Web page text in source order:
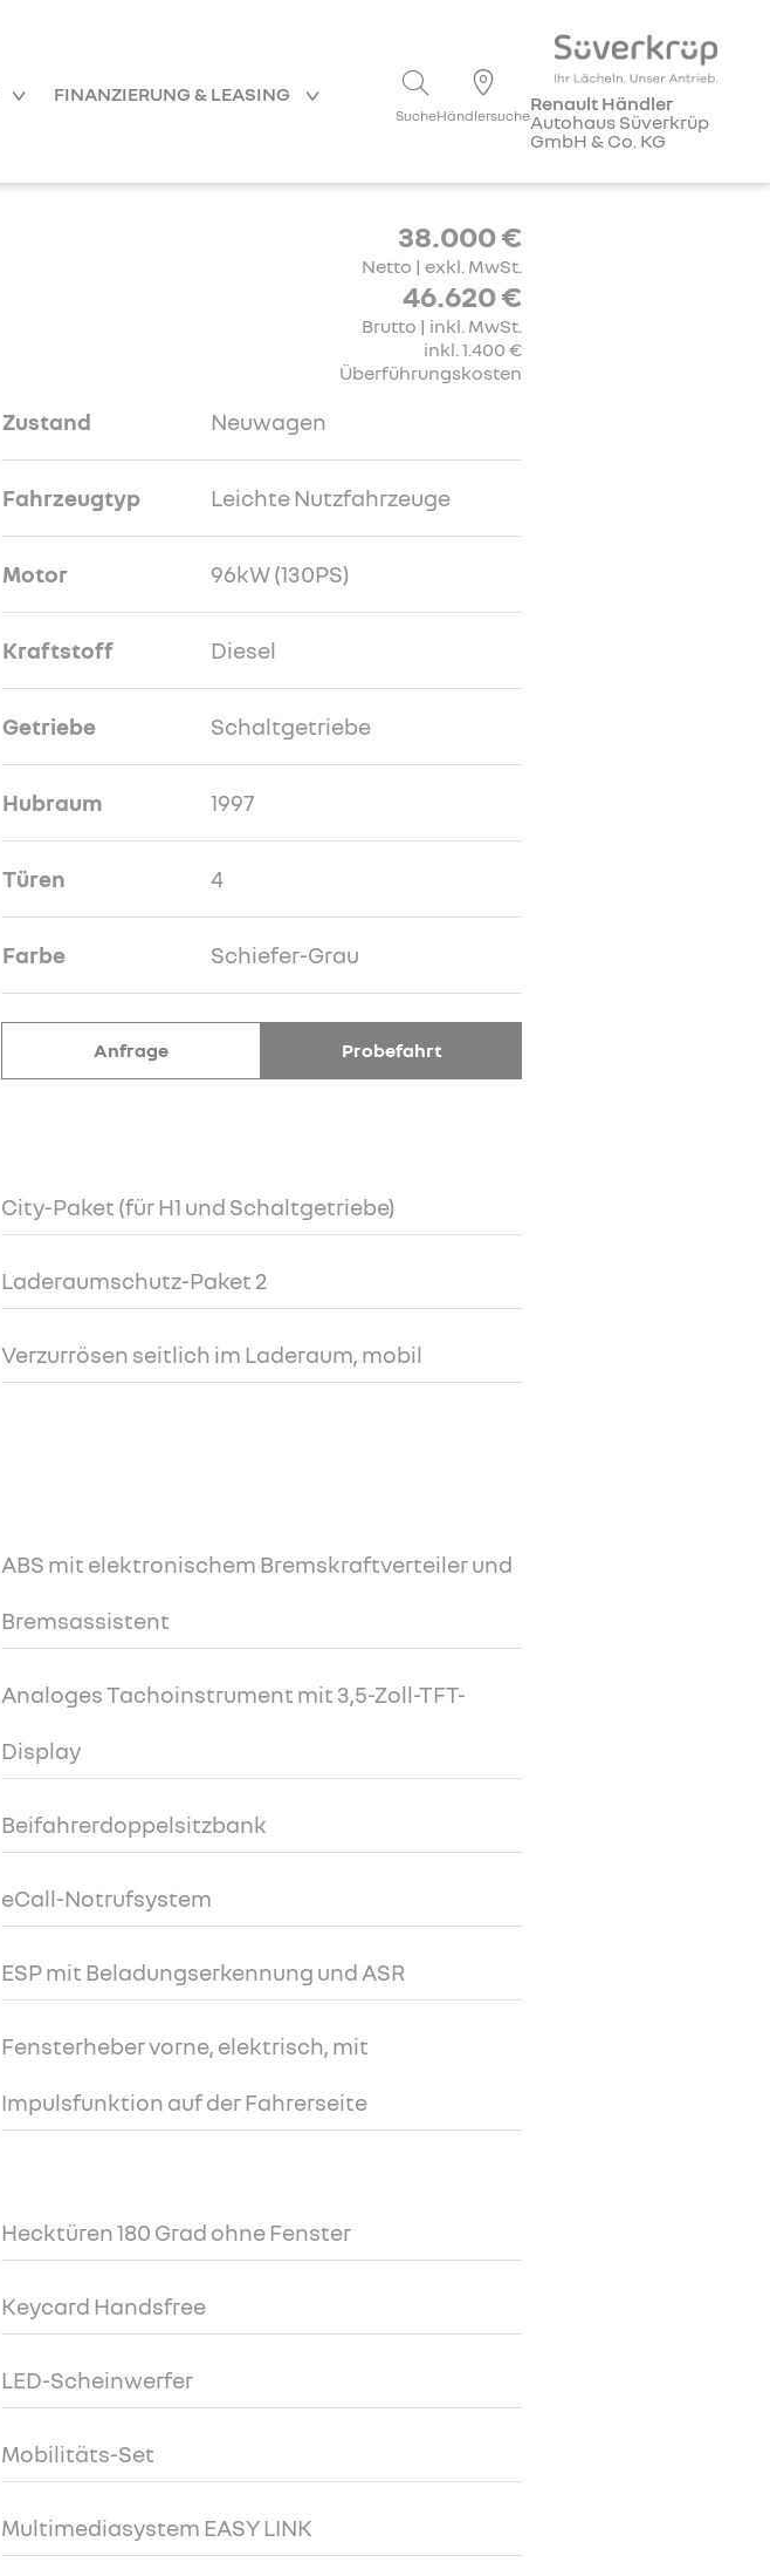
FINANZIERUNG & LEASING
SucheHändlersucheRenault Händler
Autohaus Süverkrüp
GmbH & Co. KG
38.000 €
Netto | exkl. MwSt.
46.620 €
Brutto | inkl. MwSt.
inkl. 1.400 €
Überführungskosten
Zustand Neuwagen
Fahrzeugtyp Leichte Nutzfahrzeuge
Motor 96kW (130PS)
Kraftstoff Diesel
Getriebe Schaltgetriebe
Hubraum 1997
Türen 4
Farbe Schiefer-Grau
Anfrage Probefahrt
City-Paket (für H1 und Schaltgetriebe)
Laderaumschutz-Paket 2
Verzurrösen seitlich im Laderaum, mobil
ABS mit elektronischem Bremskraftverteiler und
Bremsassistent
Analoges Tachoinstrument mit 3,5-Zoll-TFT-
Display
Beifahrerdoppelsitzbank
eCall-Notrufsystem
ESP mit Beladungserkennung und ASR
Fensterheber vorne, elektrisch, mit
Impulsfunktion auf der Fahrerseite
Hecktüren 180 Grad ohne Fenster
Keycard Handsfree
LED-Scheinwerfer
Mobilitäts-Set
Multimediasystem EASY LINK